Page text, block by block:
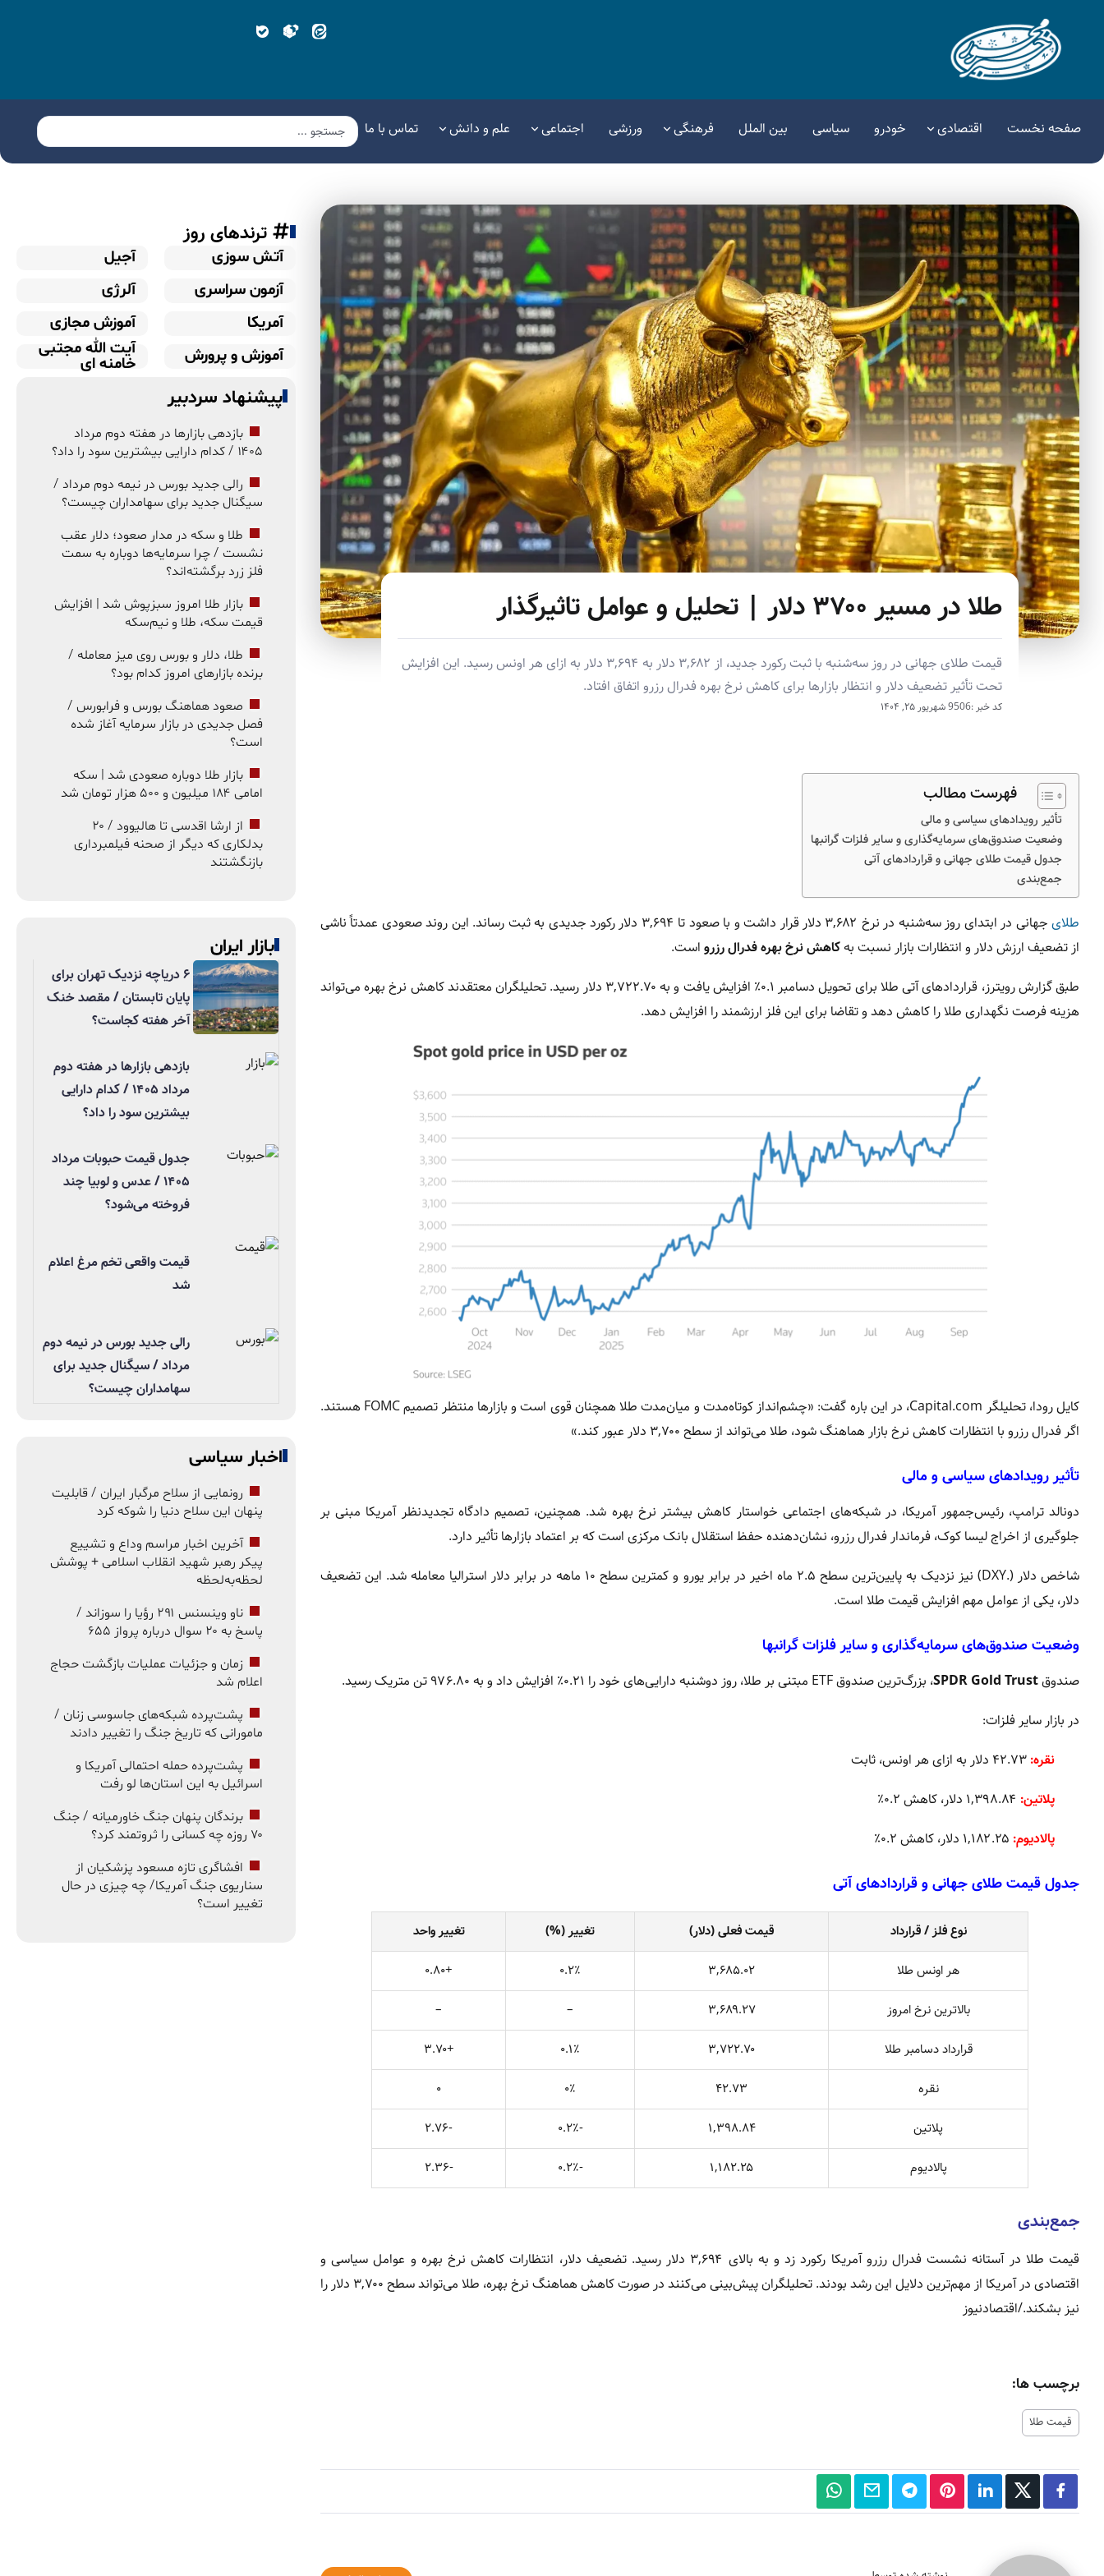
صفحه نخست اقتصادی خودرو سیاسی بین الملل فرهنگی ورزشی اجتماعی علم و دانش تماس با ما
طلا در مسیر ۳۷۰۰ دلار | تحلیل و عوامل تاثیرگذار
قیمت طلای جهانی در روز سه‌شنبه با ثبت رکورد جدید، از ۳,۶۸۲ دلار به ۳,۶۹۴ دلار به ازای هر اونس رسید. این افزایش
تحت تأثیر تضعیف دلار و انتظار بازارها برای کاهش نرخ بهره فدرال رزرو اتفاق افتاد.
کد خبر :9506 شهریور ۲۵, ۱۴۰۴
فهرست مطالب
تأثیر رویدادهای سیاسی و مالی
وضعیت صندوق‌های سرمایه‌گذاری و سایر فلزات گرانبها
جدول قیمت طلای جهانی و قراردادهای آتی
جمع‌بندی
طلای
جهانی در ابتدای روز سه‌شنبه در نرخ ۳,۶۸۲ دلار قرار داشت و با صعود تا ۳,۶۹۴ دلار رکورد جدیدی به ثبت رساند. این روند صعودی عمدتاً ناشی
از تضعیف ارزش دلار و انتظارات بازار نسبت بهکاهش نرخ بهره فدرال رزرو است.
طبق گزارش رویترز، قراردادهای آتی طلا برای تحویل دسامبر ۰.۱٪ افزایش یافت و به ۳,۷۲۲.۷۰ دلار رسید. تحلیلگران معتقدند کاهش نرخ بهره می‌تواند
هزینه فرصت نگهداری طلا را کاهش دهد و تقاضا برای این فلز ارزشمند را افزایش دهد.
کایل رودا، تحلیلگر Capital.com، در این باره گفت: «چشم‌انداز کوتاه‌مدت و میان‌مدت طلا همچنان قوی است و بازارها منتظر تصمیم FOMC هستند.
اگر فدرال رزرو با انتظارات کاهش نرخ بازار هماهنگ شود، طلا می‌تواند از سطح ۳,۷۰۰ دلار عبور کند.»
تأثیر رویدادهای سیاسی و مالی
دونالد ترامپ، رئیس‌جمهور آمریکا، در شبکه‌های اجتماعی خواستار کاهش بیشتر نرخ بهره شد. همچنین، تصمیم دادگاه تجدیدنظر آمریکا مبنی بر
جلوگیری از اخراج لیسا کوک، فرماندار فدرال رزرو، نشان‌دهنده حفظ استقلال بانک مرکزی است که بر اعتماد بازارها تأثیر دارد.
شاخص دلار (.DXY) نیز نزدیک به پایین‌ترین سطح ۲.۵ ماه اخیر در برابر یورو و کمترین سطح ۱۰ ماهه در برابر دلار استرالیا معامله شد. این تضعیف
دلار، یکی از عوامل مهم افزایش قیمت طلا است.
وضعیت صندوق‌های سرمایه‌گذاری و سایر فلزات گرانبها
صندوقSPDR Gold Trust، بزرگ‌ترین صندوق ETF مبتنی بر طلا، روز دوشنبه دارایی‌های خود را ۰.۲۱٪ افزایش داد و به ۹۷۶.۸۰ تن متریک رسید.
در بازار سایر فلزات:
نقره: ۴۲.۷۳ دلار به ازای هر اونس، ثابت
پلاتین:
پالادیوم:
جدول قیمت طلای جهانی و قراردادهای آتی
نوع فلز / قرارداد قیمت فعلی (دلار) تغییر (%)
تغییر واحد
هر اونس طلا
۳,۶۸۵.۰۲ ۰.۲٪
+۰.۸۰
بالاترین نرخ امروز
۳,۶۸۹.۲۷ –
–
قرارداد دسامبر طلا
۳,۷۲۲.۷۰ ۰.۱٪
+۳.۷۰
نقره
۴۲.۷۳ ۰٪
۰
پلاتین
۱,۳۹۸.۸۴ -۰.۲٪
-۲.۷۶
پالادیوم
۱,۱۸۲.۲۵ -۰.۲٪ -۲.۳۶
جمع‌بندی
قیمت طلا در آستانه نشست فدرال رزرو آمریکا رکورد زد و به بالای ۳,۶۹۴ دلار رسید. تضعیف دلار، انتظارات کاهش نرخ بهره و عوامل سیاسی و
اقتصادی در آمریکا از مهم‌ترین دلایل این رشد بودند. تحلیلگران پیش‌بینی می‌کنند در صورت کاهش هماهنگ نرخ بهره، طلا می‌تواند سطح ۳,۷۰۰ دلار را
نیز بشکند./اقتصادنیوز
برچسب ها:
قیمت طلا
ترندهای روز
آتش سوزی
آجیل
آزمون سراسری
آلرژی
آمریکا
آموزش مجازی
آموزش و پرورش
آیت الله مجتبی
خامنه ای
پیشنهاد سردبیر
بازدهی بازارها در هفته دوم مرداد
۱۴۰۵ / کدام دارایی بیشترین سود را داد؟
رالی جدید بورس در نیمه دوم مرداد /
سیگنال جدید برای سهامداران چیست؟
طلا و سکه در مدار صعود؛ دلار عقب
نشست / چرا سرمایه‌ها دوباره به سمت
فلز زرد برگشته‌اند؟
بازار طلا امروز سبزپوش شد | افزایش
قیمت سکه، طلا و نیم‌سکه
طلا، دلار و بورس روی میز معامله /
برنده بازارهای امروز کدام بود؟
صعود هماهنگ بورس و فرابورس /
فصل جدیدی در بازار سرمایه آغاز شده
است؟
بازار طلا دوباره صعودی شد | سکه
امامی ۱۸۴ میلیون و ۵۰۰ هزار تومان شد
از ارشا اقدسی تا هالیوود / ۲۰
بدلکاری که دیگر از صحنه فیلمبرداری
بازنگشتند
بازار ایران
۶ دریاچه نزدیک تهران برای
پایان تابستان / مقصد خنک
آخر هفته کجاست؟
بازدهی بازارها در هفته دوم
مرداد ۱۴۰۵ / کدام دارایی
بیشترین سود را داد؟
جدول قیمت حبوبات مرداد
۱۴۰۵ / عدس و لوبیا چند
فروخته می‌شود؟
قیمت واقعی تخم مرغ اعلام
شد
رالی جدید بورس در نیمه دوم
مرداد / سیگنال جدید برای
سهامداران چیست؟
اخبار سیاسی
رونمایی از سلاح مرگبار ایران / قابلیت
پنهان این سلاح دنیا را شوکه کرد
آخرین اخبار مراسم وداع و تشییع
پیکر رهبر شهید انقلاب اسلامی + پوشش
لحظه‌به‌لحظه
ناو وینسنس ۲۹۱ رؤیا را سوزاند /
پاسخ به ۲۰ سوال درباره پرواز ۶۵۵
زمان و جزئیات عملیات بازگشت حجاج
اعلام شد
پشت‌پرده شبکه‌های جاسوسی زنان /
مامورانی که تاریخ جنگ را تغییر دادند
پشت‌پرده حمله احتمالی آمریکا و
اسرائیل به این استان‌ها لو رفت
برندگان پنهان جنگ خاورمیانه / جنگ
۷۰ روزه چه کسانی را ثروتمند کرد؟
افشاگری تازه مسعود پزشکیان از
سناریوی جنگ آمریکا/ چه چیزی در حال
تغییر است؟